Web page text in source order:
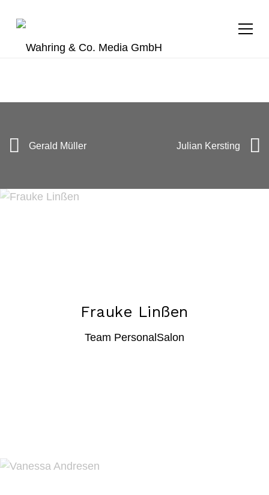
Gerald Müller Julian Kersting
Frauke Linßen
Team PersonalSalon